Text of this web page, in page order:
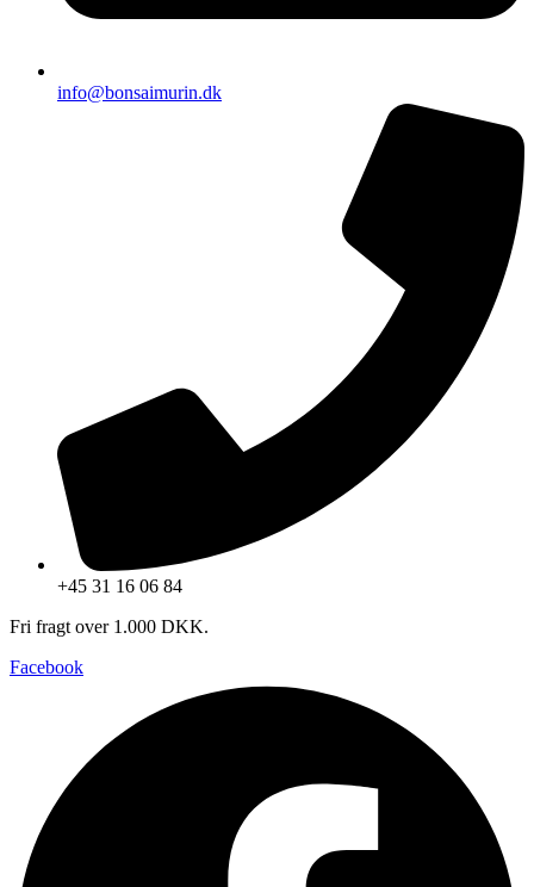
info@bonsaimurin.dk
+45 31 16 06 84
Fri fragt over 1.000 DKK.
Facebook